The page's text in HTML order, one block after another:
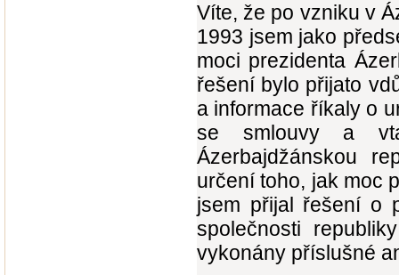
Víte, že po vzniku v
1993 jsem jako
moci prezidenta
řešení bylo přijato
a informace říkaly o
se smlouvy a
Ázerbajdžánskou
určení toho, jak moc
jsem přijal řešení o
společnosti
vykonány příslušné